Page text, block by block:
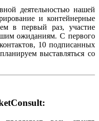
деятельностью нашей
и контейнерные
в первый раз, участие
ожиданиям. С первого
10 подписанных
выставляться со